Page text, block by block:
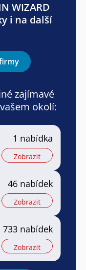
WIZARD
i na další
zajímavé
okolí:
1 nabídka
Zobrazit
46 nabídek
Zobrazit
733 nabídek
Zobrazit